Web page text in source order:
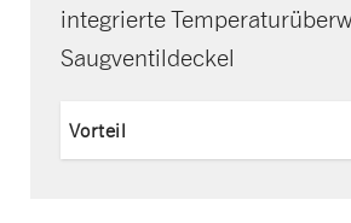
integrierte
Saugventildeckel
Vorteil